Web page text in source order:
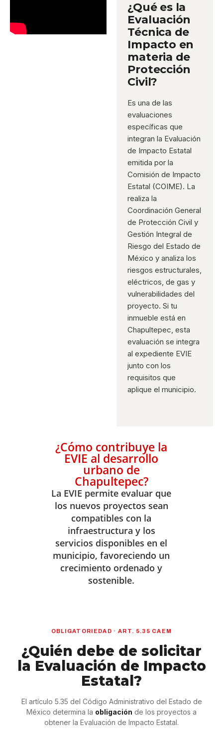
¿Qué es la
Evaluación
Técnica de
Impacto en
materia de
Protección
Civil?
Es una de las
evaluaciones
específicas que
integran la Evaluación
de Impacto Estatal
emitida por la
Comisión de Impacto
Estatal (COIME). La
realiza la
Coordinación General
de Protección Civil y
Gestión Integral de
Riesgo del Estado de
México y analiza los
riesgos estructurales,
eléctricos, de gas y
vulnerabilidades del
proyecto. Si tu
inmueble está en
Chapultepec, esta
evaluación se integra
al expediente EVIE
junto con los
requisitos que
aplique el municipio.
¿Cómo contribuye la
EVIE al desarrollo
urbano de
Chapultepec?
La EVIE permite evaluar que
los nuevos proyectos sean
compatibles con la
infraestructura y los
servicios disponibles en el
municipio, favoreciendo un
crecimiento ordenado y
sostenible.
OBLIGATORIEDAD · ART. 5.35 CAEM
¿Quién debe de solicitar
la Evaluación de Impacto
Estatal?
El artículo 5.35 del Código Administrativo del Estado de
México determina la obligación de los proyectos a
obtener la Evaluación de Impacto Estatal.